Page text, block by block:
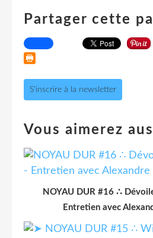
Partager cette
S'inscrire à la newsletter
Vous aimerez
NOYAU DUR #16 ∴
Entretien avec